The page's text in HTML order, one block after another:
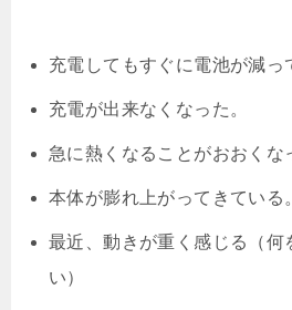
充電してもすぐに電池が減っ
充電が出来なくなった。
急に熱くなることがおおくな
本体が膨れ上がってきている
最近、動きが重く感じる（何
い）